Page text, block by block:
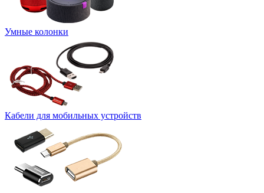
Умные колонки
Кабели для мобильных устройств